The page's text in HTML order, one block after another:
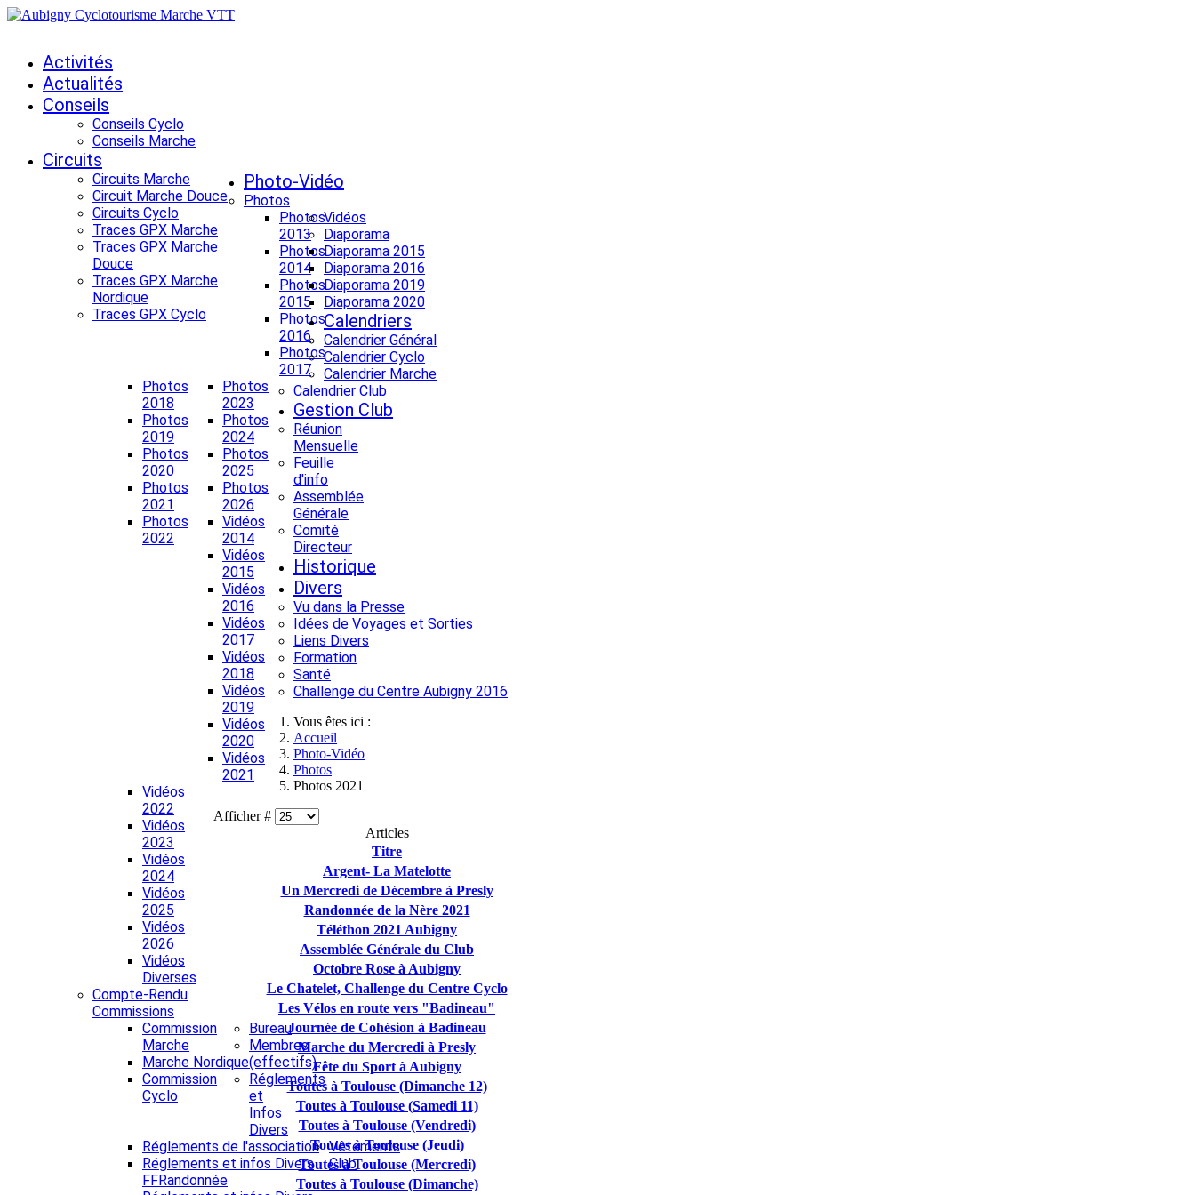
Activités
Actualités
Conseils
Conseils Cyclo
Conseils Marche
Circuits
Circuits Marche
Circuit Marche Douce
Circuits Cyclo
Traces GPX Marche
Traces GPX Marche
Douce
Traces GPX Marche
Nordique
Traces GPX Cyclo
Photo-Vidéo
Photos
Photos
2013
Photos
2014
Photos
2015
Photos
2016
Photos
2017
Photos
2018
Photos
2019
Photos
2020
Photos
2021
Photos
2022
Photos
2023
Photos
2024
Photos
2025
Photos
2026
Vidéos
Vidéos
2014
Vidéos
2015
Vidéos
2016
Vidéos
2017
Vidéos
2018
Vidéos
2019
Vidéos
2020
Vidéos
2021
Vidéos
2022
Vidéos
2023
Vidéos
2024
Vidéos
2025
Vidéos
2026
Vidéos
Diverses
Diaporama
Diaporama 2015
Diaporama 2016
Diaporama 2019
Diaporama 2020
Calendriers
Calendrier Général
Calendrier Cyclo
Calendrier Marche
Calendrier Club
Gestion Club
Réunion
Mensuelle
Feuille
d'info
Assemblée
Générale
Comité
Directeur
Compte-Rendu
Commissions
Commission
Marche
Marche Nordique
Commission
Cyclo
Bureau
Membres
(effectifs)
Réglements
et
Infos
Divers
Réglements de l'association
Réglements et infos Divers
FFRandonnée
Vêtements
Club
Historique
Divers
Vu dans la Presse
Idées de Voyages et Sorties
Liens Divers
Formation
Santé
Challenge du Centre Aubigny 2016
Vous êtes ici :
Accueil
Photo-Vidéo
Photos
Photos 2021
Afficher #
Articles
Titre
Argent- La Matelotte
Un Mercredi de Décembre à Presly
Randonnée de la Nère 2021
Téléthon 2021 Aubigny
Assemblée Générale du Club
Octobre Rose à Aubigny
Le Chatelet, Challenge du Centre Cyclo
Les Vélos en route vers "Badineau"
Journée de Cohésion à Badineau
Marche du Mercredi à Presly
Fête du Sport à Aubigny
Toutes à Toulouse (Dimanche 12)
Toutes à Toulouse (Samedi 11)
Toutes à Toulouse (Vendredi)
Toutes à Toulouse (Jeudi)
Toutes à Toulouse (Mercredi)
Toutes à Toulouse (Dimanche)